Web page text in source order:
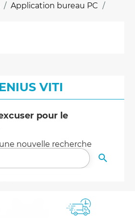
Application bureau PC
VITI
pour le
nouvelle recherche
